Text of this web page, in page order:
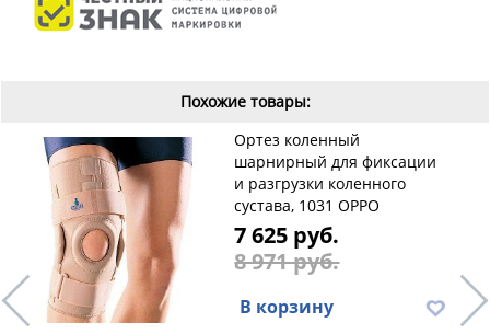
Похожие товары:
Ортез коленный
шарнирный для фиксации
и разгрузки коленного
сустава, 1031 OPPO
7 625 руб.
8 971 руб.
В корзину